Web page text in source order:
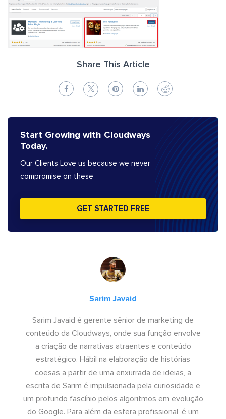
Share This Article
Start Growing with Cloudways
Today.
Our Clients Love us because we never
compromise on these
GET STARTED FREE
Sarim Javaid
Sarim Javaid é gerente sênior de marketing de
conteúdo da Cloudways, onde sua função envolve
a criação de narrativas atraentes e conteúdo
estratégico. Hábil na elaboração de histórias
coesas a partir de uma enxurrada de ideias, a
escrita de Sarim é impulsionada pela curiosidade e
um profundo fascínio pelos algoritmos em evolução
do Google. Para além da esfera profissional, é um